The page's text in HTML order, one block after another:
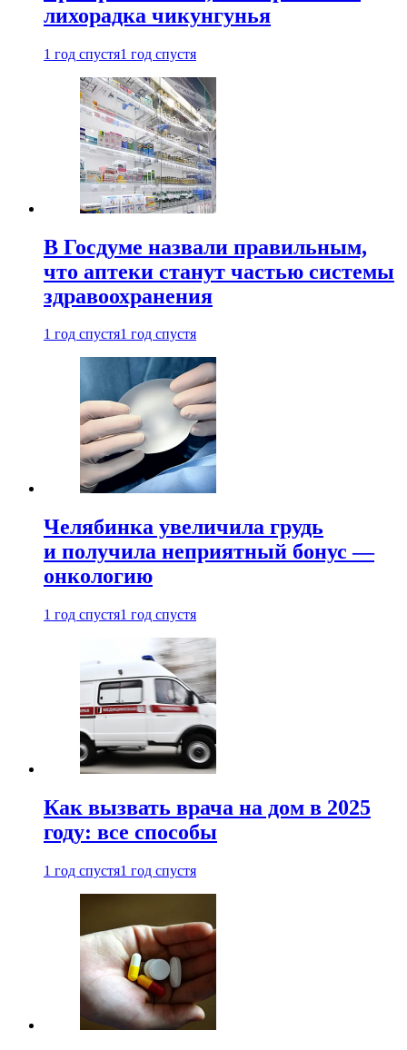
лихорадка чикунгунья
1 год спустя1 год спустя
В Госдуме назвали правильным,
что аптеки станут частью системы
здравоохранения
1 год спустя1 год спустя
Челябинка увеличила грудь
и получила неприятный бонус —
онкологию
1 год спустя1 год спустя
Как вызвать врача на дом в 2025
году: все способы
1 год спустя1 год спустя